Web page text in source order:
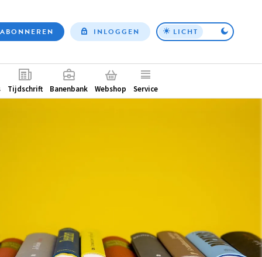
Top
ABONNEREN INLOGGEN LICHT
Tijdschrift Banenbank Webshop Service